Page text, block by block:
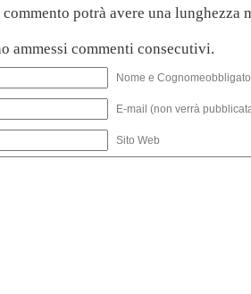
potrà avere una lunghezza
ammessi commenti consecutivi.
Nome e
E-mail (non verrà
Sito Web